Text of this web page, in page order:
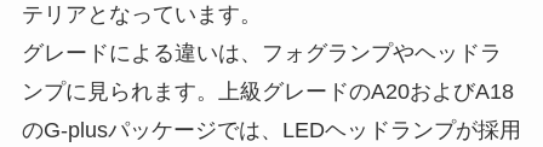
テリアとなっています。
グレードによる違いは、フォグランプやヘッドラ
ンプに見られます。上級グレードのA20およびA18
のG-plusパッケージでは、LEDヘッドランプが採用